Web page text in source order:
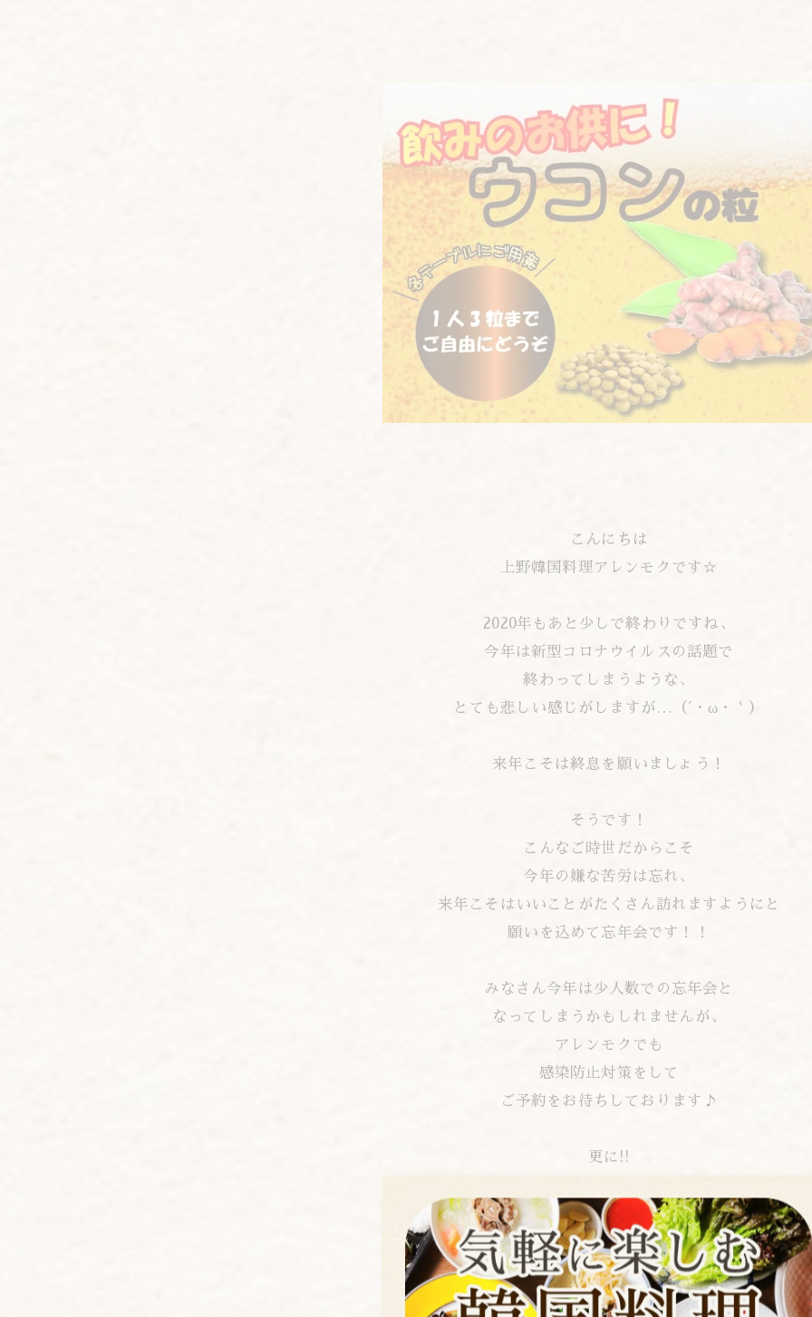
こんにちは
上野韓国料理アレンモクです☆
2020年もあと少しで終わりですね、
今年は新型コロナウイルスの話題で
終わってしまうような、
とても悲しい感じがしますが…（´・ω・｀）
来年こそは終息を願いましょう！
そうです！
こんなご時世だからこそ
今年の嫌な苦労は忘れ、
来年こそはいいことがたくさん訪れますようにと
願いを込めて忘年会です！！
みなさん今年は少人数での忘年会と
なってしまうかもしれませんが、
アレンモクでも
感染防止対策をして
ご予約をお待ちしております♪
更に!!
二日酔い対策に“ウコンの粒”
を各テーブルにご用意させていただきました。
是非、心おきなくお酒を飲んじゃって下さい(☝ ՞ਊ ՞)☝ｳｪ